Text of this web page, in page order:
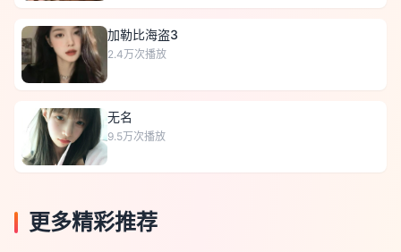
加勒比海盗3
2.4万次播放
无名
9.5万次播放
更多精彩推荐